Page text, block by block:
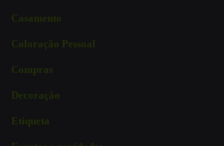
Casamento
Coloração Pessoal
Compras
Decoração
Etiqueta